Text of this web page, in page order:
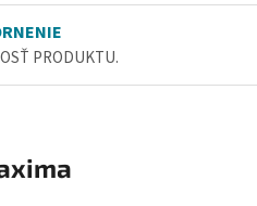
PRODUKTU.